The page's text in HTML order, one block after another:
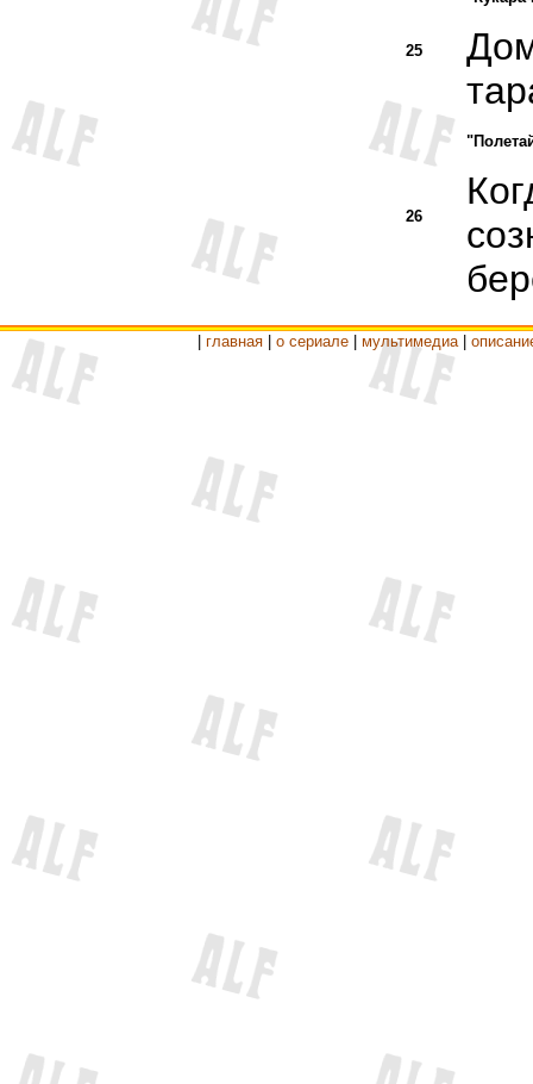
25
26
главная о сериале мультимедиа|